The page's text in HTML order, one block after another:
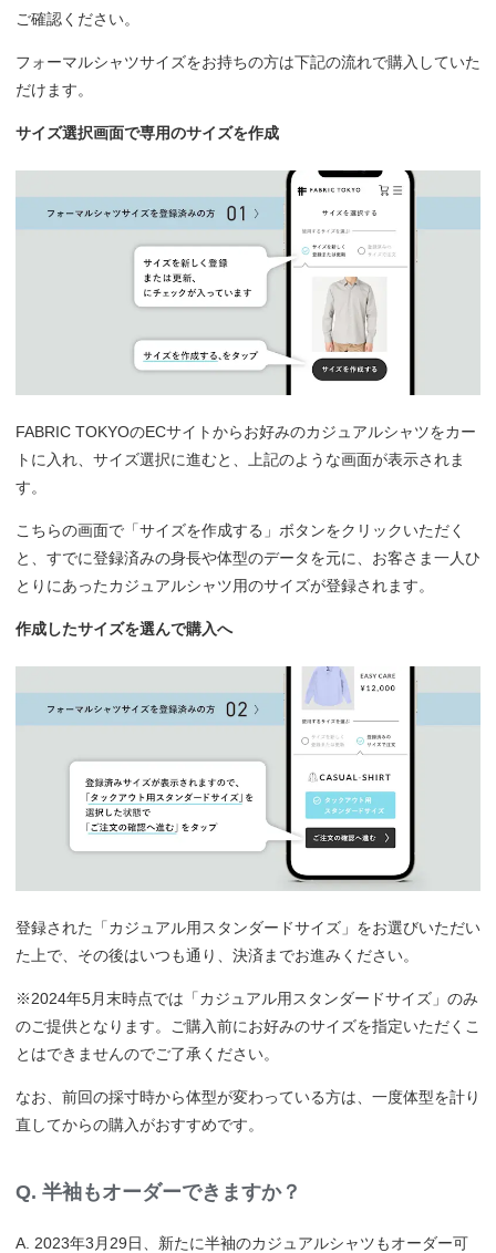
ご確認ください。
フォーマルシャツサイズをお持ちの方は下記の流れで購入していた
だけます。
サイズ選択画面で専用のサイズを作成
FABRIC TOKYOのECサイトからお好みのカジュアルシャツをカー
トに入れ、サイズ選択に進むと、上記のような画面が表示されま
す。
こちらの画面で「サイズを作成する」ボタンをクリックいただく
と、すでに登録済みの身長や体型のデータを元に、お客さま一人ひ
とりにあったカジュアルシャツ用のサイズが登録されます。
作成したサイズを選んで購入へ
登録された「カジュアル用スタンダードサイズ」をお選びいただい
た上で、その後はいつも通り、決済までお進みください。
※2024年5月末時点では「カジュアル用スタンダードサイズ」のみ
のご提供となります。ご購入前にお好みのサイズを指定いただくこ
とはできませんのでご了承ください。
なお、前回の採寸時から体型が変わっている方は、一度体型を計り
直してからの購入がおすすめです。
Q. 半袖もオーダーできますか？
A. 2023年3月29日、新たに半袖のカジュアルシャツもオーダー可